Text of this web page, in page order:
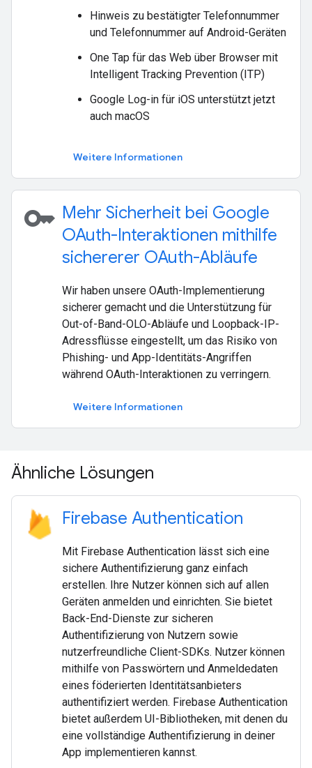
Hinweis zu bestätigter Telefonnummer
und Telefonnummer auf Android-Geräten
One Tap für das Web über Browser mit
Intelligent Tracking Prevention (ITP)
Google Log-in für iOS unterstützt jetzt
auch macOS
Weitere Informationen
key Mehr Sicherheit bei Google
OAuth-Interaktionen mithilfe
sichererer OAuth-Abläufe
Wir haben unsere OAuth-Implementierung
sicherer gemacht und die Unterstützung für
Out-of-Band-OLO-Abläufe und Loopback-IP-
Adressflüsse eingestellt, um das Risiko von
Phishing- und App-Identitäts-Angriffen
während OAuth-Interaktionen zu verringern.
Weitere Informationen
Ähnliche Lösungen
Firebase Authentication
Mit Firebase Authentication lässt sich eine
sichere Authentifizierung ganz einfach
erstellen. Ihre Nutzer können sich auf allen
Geräten anmelden und einrichten. Sie bietet
Back-End-Dienste zur sicheren
Authentifizierung von Nutzern sowie
nutzerfreundliche Client-SDKs. Nutzer können
mithilfe von Passwörtern und Anmeldedaten
eines föderierten Identitätsanbieters
authentifiziert werden. Firebase Authentication
bietet außerdem UI-Bibliotheken, mit denen du
eine vollständige Authentifizierung in deiner
App implementieren kannst.